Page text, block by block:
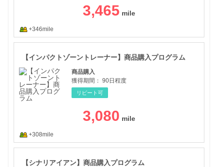
3,465
+346mile
【インパクトゾーントレーナー】商品購入プログラム
商品購入
獲得期間： 90日程度
リピート可
3,080
+308mile
【シナリアイアン】商品購入プログラム